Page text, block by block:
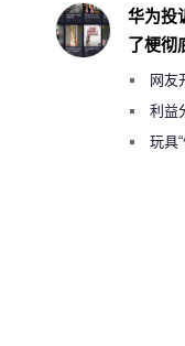
华为投
了梗彻
网友
绕梁”利益
曾将华
玩具